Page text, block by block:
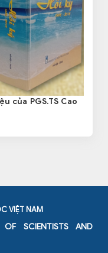
của PGS.TS Cao
VIỆT NAM
OF SCIENTISTS AND